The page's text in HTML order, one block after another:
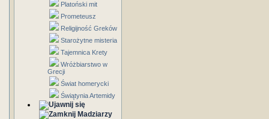
Platoński mit
Prometeusz
Religijność Greków
Starożytne misteria
Tajemnica Krety
Wróżbiarstwo w
Grecji
Świat homerycki
Świątynia Artemidy
Madziarzy